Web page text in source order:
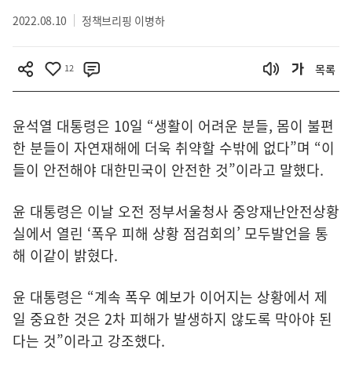
2022.08.10 정책브리핑 이병하
12 목록
윤석열 대통령은 10일 “생활이 어려운 분들, 몸이 불편
한 분들이 자연재해에 더욱 취약할 수밖에 없다”며 “이
들이 안전해야 대한민국이 안전한 것”이라고 말했다.
윤 대통령은 이날 오전 정부서울청사 중앙재난안전상황
실에서 열린 ‘폭우 피해 상황 점검회의’ 모두발언을 통
해 이같이 밝혔다.
윤 대통령은 “계속 폭우 예보가 이어지는 상황에서 제
일 중요한 것은 2차 피해가 발생하지 않도록 막아야 된
다는 것”이라고 강조했다.